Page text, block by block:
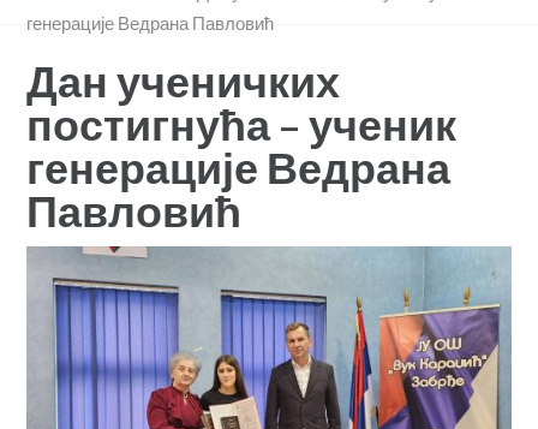
генерације Ведрана Павловић
Дан ученичких
постигнућа – ученик
генерације Ведрана
Павловић